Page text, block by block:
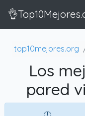
top10mejores.org
Los
pared